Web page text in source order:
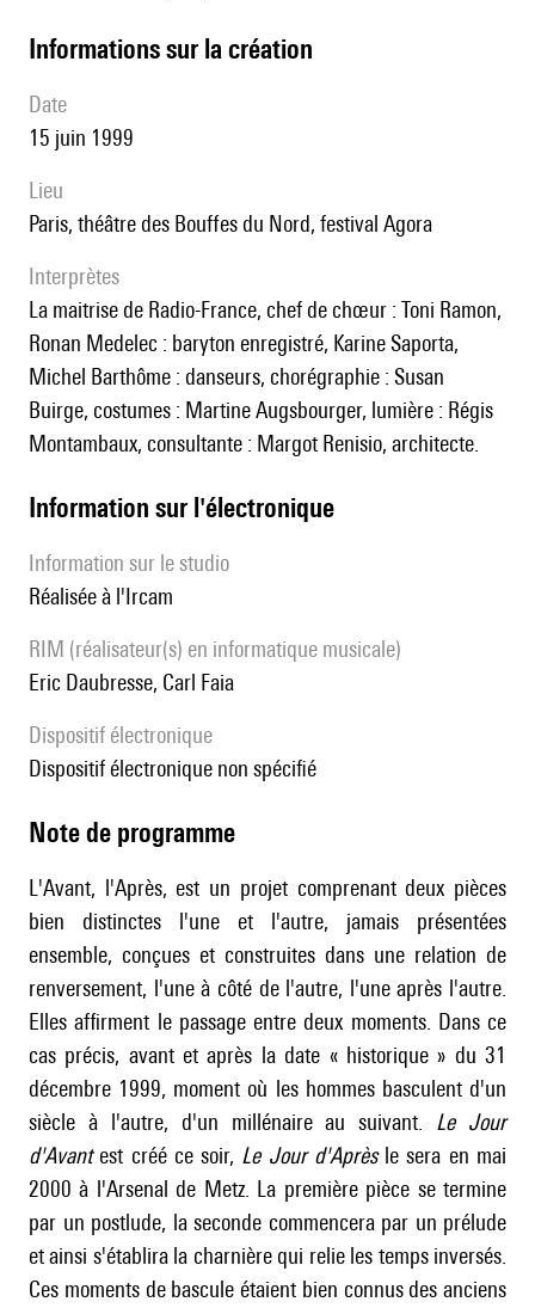
informations sur la création
date
15 juin 1999
lieu
Paris, théâtre des Bouffes du Nord, festival Agora
interprètes
la maitrise de Radio-France, chef de chœur : Toni Ramon,
Ronan Medelec : baryton enregistré, Karine Saporta,
Michel Barthôme : danseurs, chorégraphie : Susan
Buirge, costumes : Martine Augsbourger, lumière : Régis
Montambaux, consultante : Margot Renisio, architecte.
Information sur l'électronique
Information sur le studio
réalisée à l'Ircam
RIM (réalisateur(s) en informatique musicale)
Eric Daubresse, Carl Faia
Dispositif électronique
dispositif électronique non spécifié
Note de programme
L'Avant, l'Après, est un projet comprenant deux pièces
bien distinctes l'une et l'autre, jamais présentées
ensemble, conçues et construites dans une relation de
renversement, l'une à côté de l'autre, l'une après l'autre.
Elles affirment le passage entre deux moments. Dans ce
cas précis, avant et après la date « historique » du 31
décembre 1999, moment où les hommes basculent d'un
siècle à l'autre, d'un millénaire au suivant. Le Jour
d'Avantest créé ce soir, Le Jour d'Aprèsle sera en mai
2000 à l'Arsenal de Metz. La première pièce se termine
par un postlude, la seconde commencera par un prélude
et ainsi s'établira la charnière qui relie les temps inversés.
Ces moments de bascule étaient bien connus des anciens